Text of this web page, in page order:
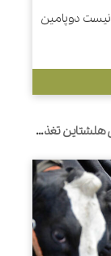
دوپامین
عملکرد، رشد ساختاری و قابلیت هضم گوساله‌های هلشتاین تغذیه شده با مقادیر مختلف شیر از طریق روش‌های افزایشی/کاهشی یا متداول